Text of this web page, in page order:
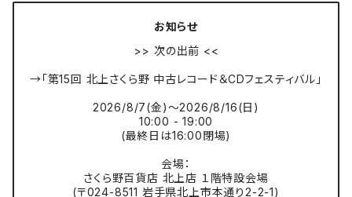
お知らせ
>> 次の出前 <<
→「第15回 北上さくら野 中古レコード＆CDフェスティバル」
2026/8/7(金)〜2026/8/16(日)
10:00 - 19:00
(最終日は16:00閉場)
会場：
さくら野百貨店 北上店 １階特設会場
(〒024-8511 岩手県北上市本通り2-2-1)